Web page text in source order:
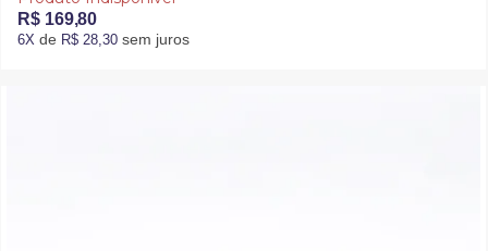
R$ 169,80
6X de R$ 28,30 sem juros